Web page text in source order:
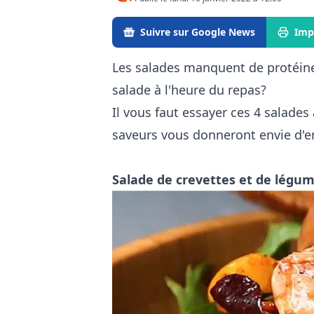
Suivre sur Google News
Les salades manquent de
salade à l'heure du repas?
Il vous faut essayer ces 4
saveurs vous donneront envie
Salade de crevettes et de